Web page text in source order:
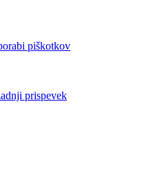
piškotkov